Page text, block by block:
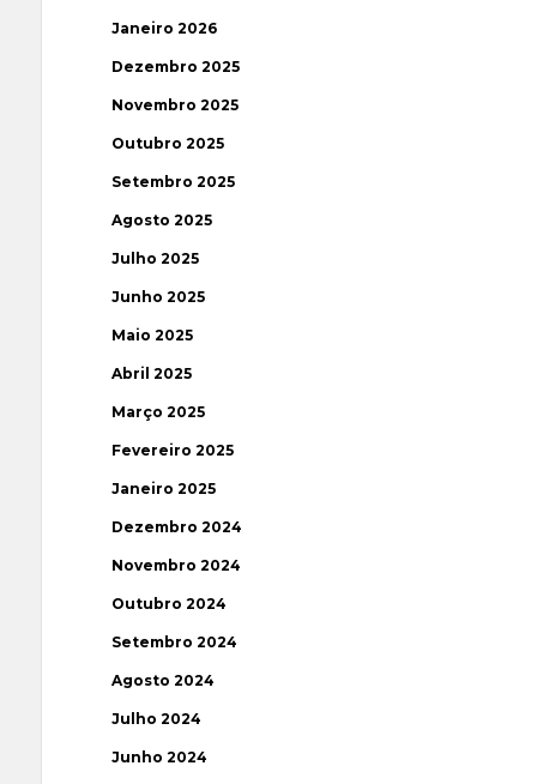
Janeiro 2026
Dezembro 2025
Novembro 2025
Outubro 2025
Setembro 2025
Agosto 2025
Julho 2025
Junho 2025
Maio 2025
Abril 2025
Março 2025
Fevereiro 2025
Janeiro 2025
Dezembro 2024
Novembro 2024
Outubro 2024
Setembro 2024
Agosto 2024
Julho 2024
Junho 2024